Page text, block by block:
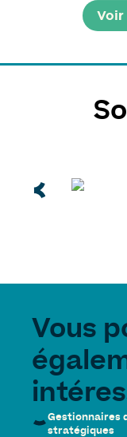
Voir
Vous
Gestionnaires
stratégiques